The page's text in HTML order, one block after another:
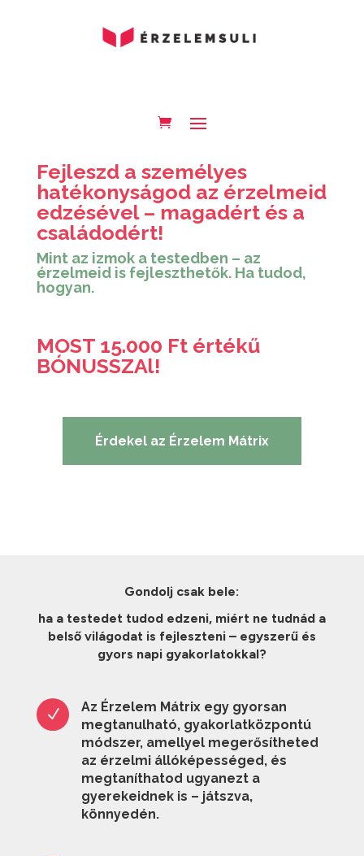
Fejleszd a személyes
hatékonyságod az érzelmeid
edzésével – magadért és a
családodért!
Mint az izmok a testedben – az
érzelmeid is fejleszthetők. Ha tudod,
hogyan.
MOST 15.000 Ft értékű
BÓNUSSZAl!
Érdekel az Érzelem Mátrix
Gondolj csak bele:
ha a testedet tudod edzeni, miért ne tudnád a
belső világodat is fejleszteni – egyszerű és
gyors napi gyakorlatokkal?
N
Az Érzelem Mátrix egy gyorsan
megtanulható, gyakorlatközpontú
módszer, amellyel megerősítheted
az érzelmi állóképességed, és
megtaníthatod ugyanezt a
gyerekeidnek is – játszva,
könnyedén.